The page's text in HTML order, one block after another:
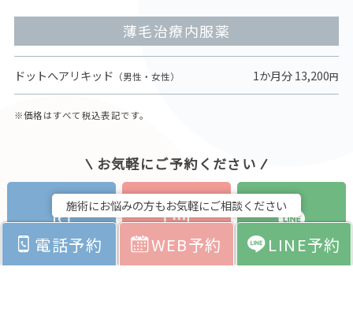
薄毛治療内服薬
ドットへアリキッド （男性・女性） 1か月分 13,200円
※価格はすべて税込表記です。
お気軽にご予約ください
電話予約 WEB予約 LINE予約
施術にお悩みの方もお気軽にご相談ください
電話予約 WEB予約 LINE予約